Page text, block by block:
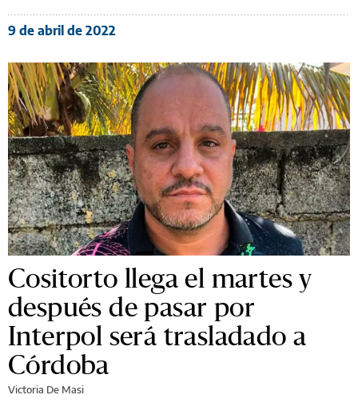
9 de abril de 2022
Cositorto llega el martes y
después de pasar por
Interpol será trasladado a
Córdoba
Victoria De Masi